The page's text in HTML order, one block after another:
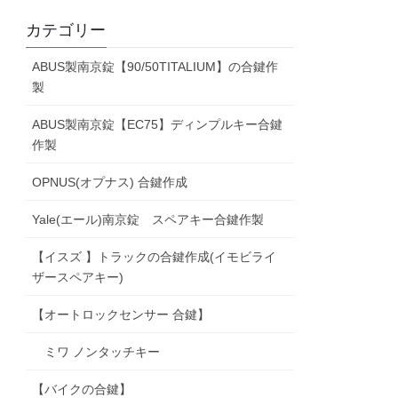
カテゴリー
ABUS製南京錠【90/50TITALIUM】の合鍵作
製
ABUS製南京錠【EC75】ディンプルキー合鍵
作製
OPNUS(オプナス) 合鍵作成
Yale(エール)南京錠 スペアキー合鍵作製
【イスズ 】トラックの合鍵作成(イモビライ
ザースペアキー)
【オートロックセンサー 合鍵】
ミワ ノンタッチキー
【バイクの合鍵】